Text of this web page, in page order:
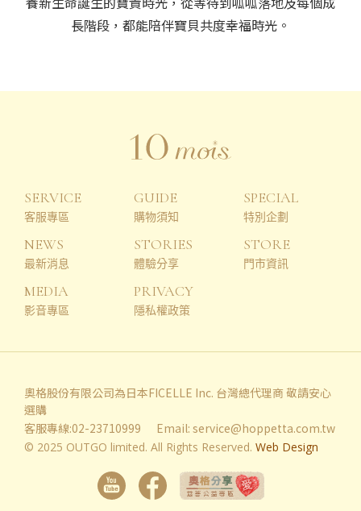
SERVICE
客服專區
GUIDE
購物須知
SPECIAL
特別企劃
NEWS
最新消息
STORIES
體驗分享
STORE
門市資訊
MEDIA
影音專區
PRIVACY
隱私權政策
奧格股份有限公司為日本FICELLE Inc. 台灣總代理商 敬請安心
選購
客服專線:02-23710999
Email: service@hoppetta.com.tw
© 2025 OUTGO limited. All Rights Reserved. Web Design